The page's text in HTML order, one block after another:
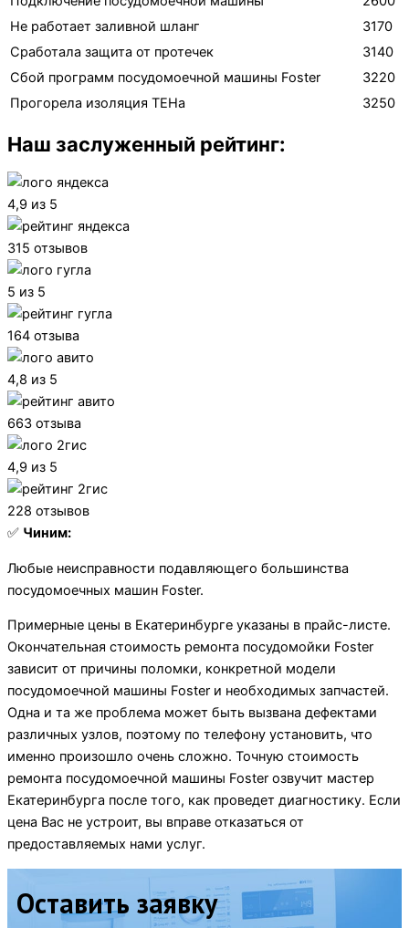
Не работает заливной шланг
3170
Сработала защита от протечек
3140
Сбой программ посудомоечной машины Foster
3220
Прогорела изоляция ТЕНа
3250
Наш заслуженный рейтинг:
4,9 из 5
315 отзывов
5 из 5
164 отзыва
4,8 из 5
663 отзыва
4,9 из 5
228 отзывов
✅ Чиним:
Любые неисправности подавляющего большинства
посудомоечных машин Foster.
Примерные цены в Екатеринбурге указаны в прайс-листе.
Окончательная стоимость ремонта посудомойки Foster
зависит от причины поломки, конкретной модели
посудомоечной машины Foster и необходимых запчастей.
Одна и та же проблема может быть вызвана дефектами
различных узлов, поэтому по телефону установить, что
именно произошло очень сложно. Точную стоимость
ремонта посудомоечной машины Foster озвучит мастер
Екатеринбурга после того, как проведет диагностику. Если
цена Вас не устроит, вы вправе отказаться от
предоставляемых нами услуг.
Оставить заявку